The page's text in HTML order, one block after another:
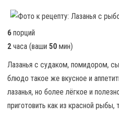
6 порций
2 часа (ваши 50 мин)
Лазанья с судаком, помидором,
блюдо такое же вкусное и
лазанья, но более лёгкое и
приготовить как из красной рыбы,